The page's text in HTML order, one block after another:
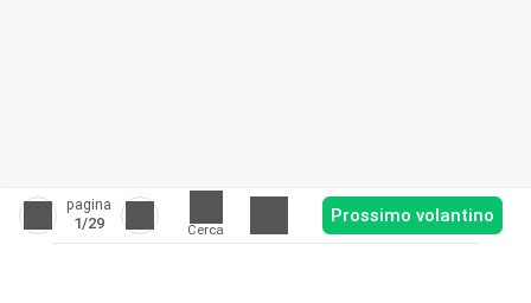
pagina
1/29 Cerca
Prossimo volantino